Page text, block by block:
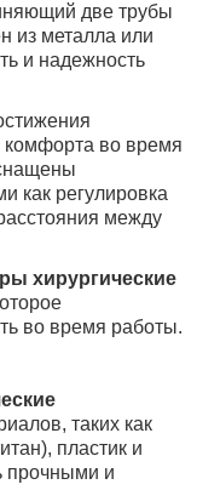
две трубы
из металла или
и надежность
комфорта во время
как регулировка
между
хирургические
во время работы.
таких как
пластик и
прочными и